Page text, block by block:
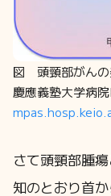
図 頭頸部がんの
慶應義塾大学病
さて頭頸部腫
知のとおり首